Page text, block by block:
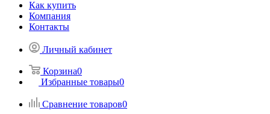
Как купить
Компания
Контакты
Личный кабинет
Корзина0
Избранные товары0
Сравнение товаров0